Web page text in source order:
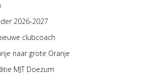
2026-2027
clubcoach
naar grote Oranje
MJT Doezum